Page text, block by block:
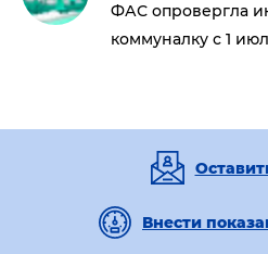
ФАС опровергла
коммуналку с 1
Внести